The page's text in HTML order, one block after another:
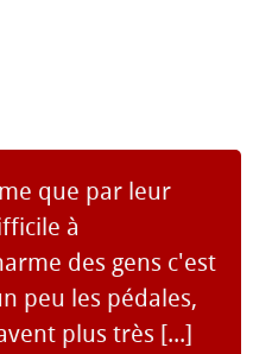
que par leur
à
des gens c'est
peu les pédales,
plus très [...]